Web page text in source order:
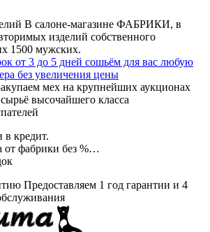
В салоне-магазине ФАБРИКИ, в
изделий собственного
1500 мужских.
от 3 до 5 дней сошьём для вас любую
без увеличения цены
мех на крупнейших аукционах
высочайшего класса
кредит.
от фабрики без %…
Предоставляем 1 год гарантии и 4